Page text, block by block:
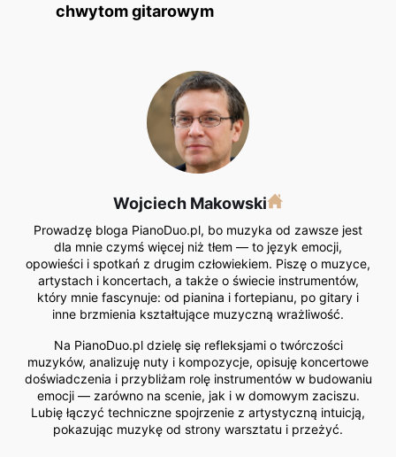
chwytom gitarowym
Wojciech Makowski
Prowadzę bloga PianoDuo.pl, bo muzyka od zawsze jest
dla mnie czymś więcej niż tłem — to język emocji,
opowieści i spotkań z drugim człowiekiem. Piszę o muzyce,
artystach i koncertach, a także o świecie instrumentów,
który mnie fascynuje: od pianina i fortepianu, po gitary i
inne brzmienia kształtujące muzyczną wrażliwość.
Na PianoDuo.pl dzielę się refleksjami o twórczości
muzyków, analizuję nuty i kompozycje, opisuję koncertowe
doświadczenia i przybliżam rolę instrumentów w budowaniu
emocji — zarówno na scenie, jak i w domowym zaciszu.
Lubię łączyć techniczne spojrzenie z artystyczną intuicją,
pokazując muzykę od strony warsztatu i przeżyć.